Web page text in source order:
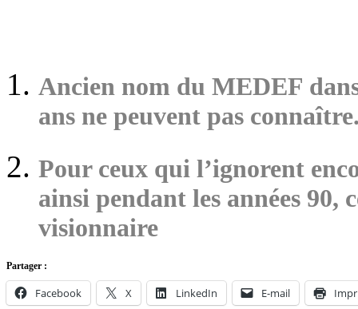
Ancien nom du MEDEF
ans ne peuvent pas
Pour ceux qui l’ignorent
ainsi pendant les années 90,
visionnaire
Partager :
Facebook X LinkedIn E-mail